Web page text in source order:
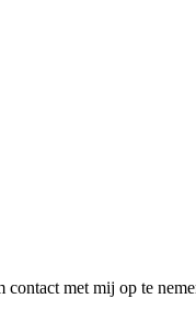
met mij op te